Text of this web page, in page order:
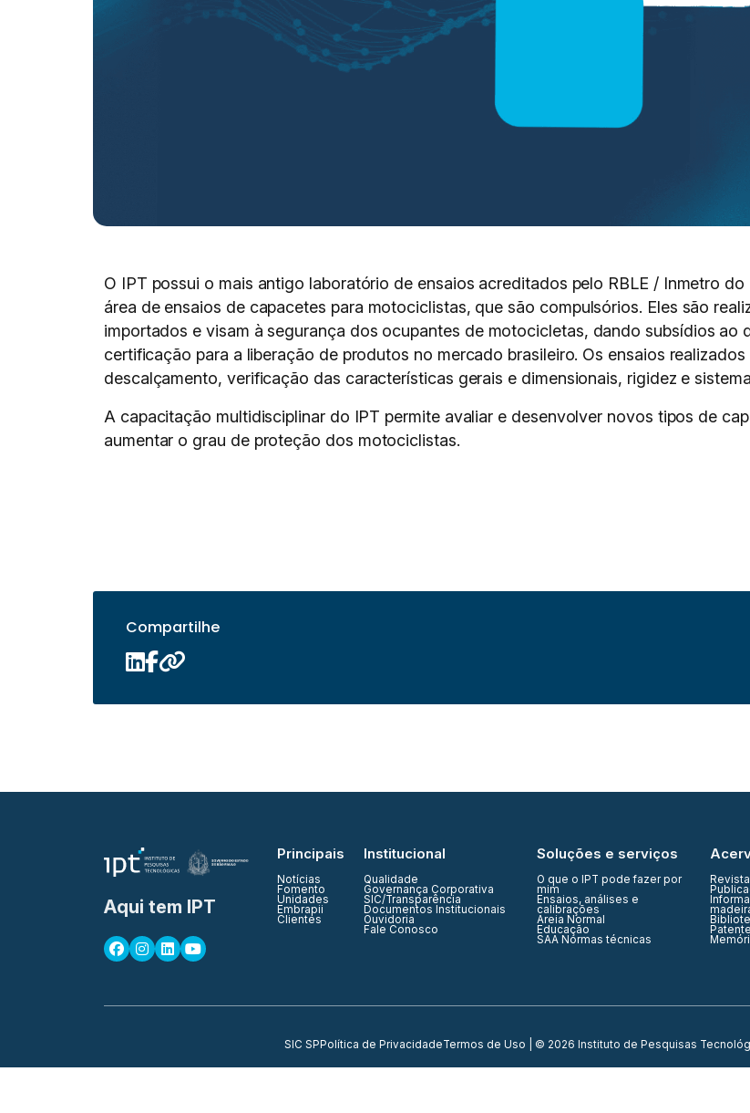
O IPT possui o mais antigo laboratório de ensaios acreditados pelo RBLE / Inmetro
área de ensaios de capacetes para motociclistas, que são compulsórios. Eles são
importados e visam à segurança dos ocupantes de motocicletas, dando subsídios ao
certificação para a liberação de produtos no mercado brasileiro. Os ensaios
descalçamento, verificação das características gerais e dimensionais, rigidez e
A capacitação multidisciplinar do IPT permite avaliar e desenvolver novos tipos de
aumentar o grau de proteção dos motociclistas.
Compartilhe
Aqui tem IPT
Principais
Notícias
Fomento
Unidades
Embrapii
Clientes
Institucional
Qualidade
Governança Corporativa
SIC/Transparência
Documentos Institucionais
Ouvidoria
Fale Conosco
Soluções e serviços
O que o IPT pode fazer por
mim
Ensaios, análises e
calibrações
Areia Normal
Educação
SAA Normas técnicas
SIC SPPolítica de PrivacidadeTermos de Uso | © 2026 Instituto de Pesquisas